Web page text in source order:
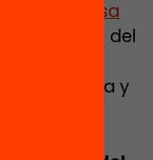
la
tasa
históricos del
autonomía y